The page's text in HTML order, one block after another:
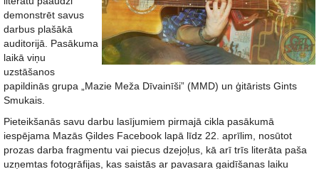
demonstrēt savus
darbus plašākā
auditorijā. Pasākuma
laikā viņu
uzstāšanos
papildinās grupa „Mazie Meža Dīvainīši” (MMD) un ģitārists Gints
Smukais.
Pieteikšanās savu darbu lasījumiem pirmajā cikla pasākumā
iespējama Mazās Ģildes Facebook lapā līdz 22. aprīlim, nosūtot
prozas darba fragmentu vai piecus dzejoļus, kā arī trīs literāta paša
uzņemtas fotogrāfijas, kas saistās ar pavasara gaidīšanas laiku